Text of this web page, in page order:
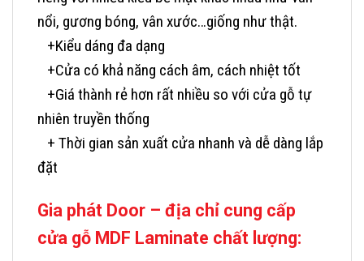
nổi, gương bóng, vân xước…giống như thật.
+Kiểu dáng đa dạng
+Cửa có khả năng cách âm, cách nhiệt tốt
+Giá thành rẻ hơn rất nhiều so với cửa gỗ tự
nhiên truyền thống
+ Thời gian sản xuất cửa nhanh và dễ dàng lắp
đặt
Gia phát Door – địa chỉ cung cấp
cửa gỗ MDF Laminate chất lượng: